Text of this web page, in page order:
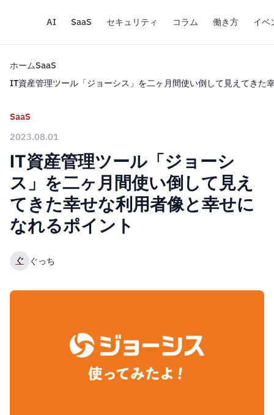
AI SaaS セキュリティ コラム 働き方 イベ
ホームSaaS
IT資産管理ツール「ジョーシス」を二ヶ月間使い倒して見えてきた
SaaS
2023.08.01
IT資産管理ツール「ジョーシ
ス」を二ヶ月間使い倒して見え
てきた幸せな利用者像と幸せに
なれるポイント
ぐ ぐっち